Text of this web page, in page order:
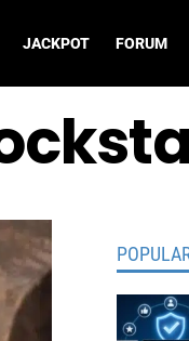
JACKPOT FORUM